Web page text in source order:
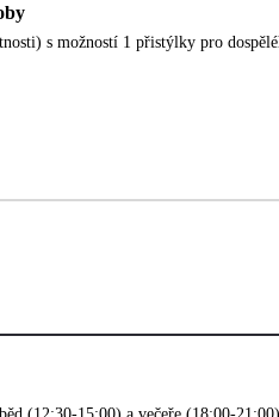
s možností 1 přistýlky pro